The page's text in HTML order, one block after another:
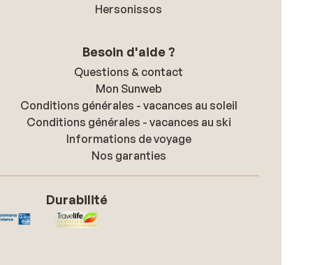
Hersonissos
Besoin d'aide ?
Questions & contact
Mon Sunweb
Conditions générales - vacances au soleil
Conditions générales - vacances au ski
Informations de voyage
Nos garanties
Durabilité